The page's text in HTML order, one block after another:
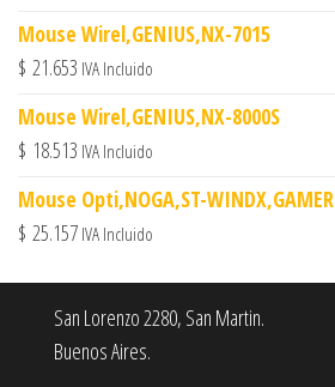
Mouse Wirel,GENIUS,NX-7015
$ 21.653 IVA Incluido
Mouse Wirel,GENIUS,NX-8000S
$ 18.513 IVA Incluido
Mouse Opti,NOGA,ST-WINDX,GAMER
$ 25.157 IVA Incluido
San Lorenzo 2280, San Martin.
Buenos Aires.